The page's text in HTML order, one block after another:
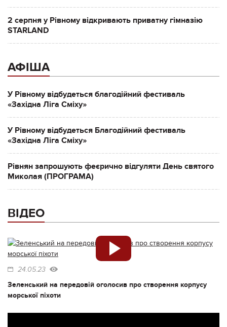
2 серпня у Рівному відкривають приватну гімназію
STARLAND
АФІША
У Рівному відбудеться благодійний фестиваль
«Західна Ліга Сміху»
У Рівному відбудеться Благодійний фестиваль
«Західна Ліга Сміху»
Рівнян запрошують феєрично відгуляти День святого
Миколая (ПРОГРАМА)
ВІДЕО
24.05.23
Зеленський на передовій оголосив про створення корпусу
морської піхоти